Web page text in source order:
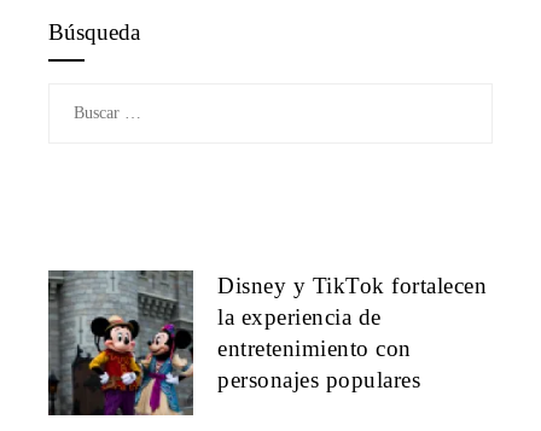
Búsqueda
Disney y TikTok fortalecen
la experiencia de
entretenimiento con
personajes populares